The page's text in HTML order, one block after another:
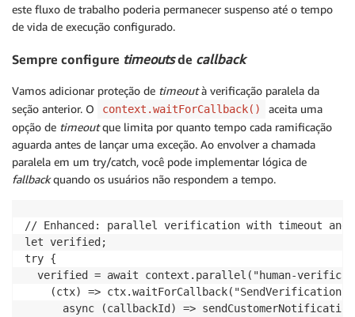
este fluxo de trabalho poderia permanecer suspenso até o tempo
de vida de execução configurado.
Sempre configure timeoutsde callback
Vamos adicionar proteção de timeoutà verificação paralela da
seção anterior. O
context.waitForCallback()
aceita uma
opção de timeoutque limita por quanto tempo cada ramificação
aguarda antes de lançar uma exceção. Ao envolver a chamada
paralela em um try/catch, você pode implementar lógica de
fallbackquando os usuários não respondem a tempo.
// Enhanced: parallel verification with timeout and
let verified;
try {
verified = await context.parallel("human-
(ctx) =>
async (callbackId) =>